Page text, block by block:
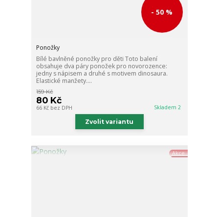
- 50 %
Ponožky
Bílé bavlněné ponožky pro děti Toto balení
obsahuje dva páry ponožek pro novorozence:
jedny s nápisem a druhé s motivem dinosaura.
Elastické manžety....
159 Kč
80 Kč
66 Kč bez DPH Skladem 2
Zvolit variantu
Akce